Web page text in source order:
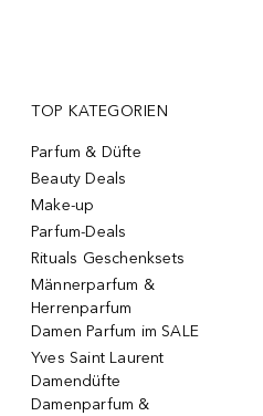
TOP KATEGORIEN
Parfum & Düfte
Beauty Deals
Make-up
Parfum-Deals
Rituals Geschenksets
Männerparfum &
Herrenparfum
Damen Parfum im SALE
Yves Saint Laurent
Damendüfte
Damenparfum &